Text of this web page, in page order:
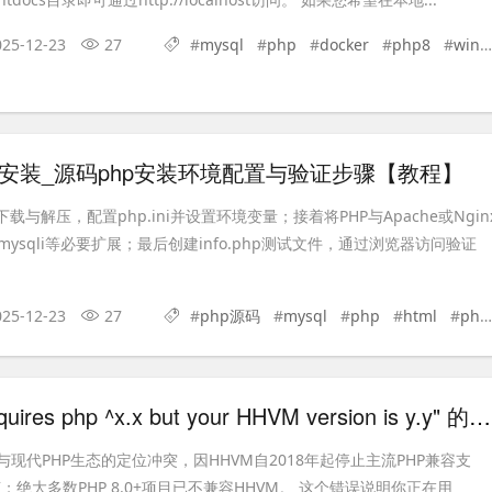
12-23 27 #mysql #php #docker #php8 #windows
装_源码php安装环境配置与验证步骤【教程】
载与解压，配置php.ini并设置环境变量；接着将PHP与Apache或
等必要扩展；最后创建info.php测试文件，通过浏览器访问验证
12-23 27 #php源码 #mysql #php #html #php8
如何解决 "requires php ^x.x but your HHVM version is y.y" 的兼容错误？
现代PHP生态的定位冲突，因HHVM自2018年起停止主流PHP兼容支
绝大多数PHP 8.0+项目已不兼容HHVM。 这个错误说明你正在用